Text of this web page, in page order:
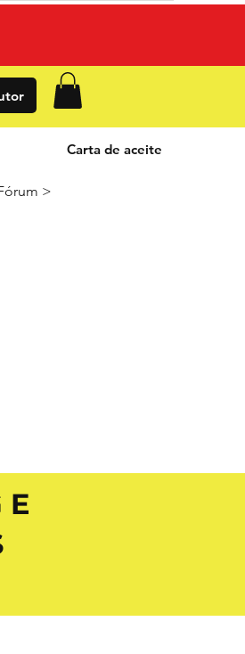
Carta de aceite
>
E